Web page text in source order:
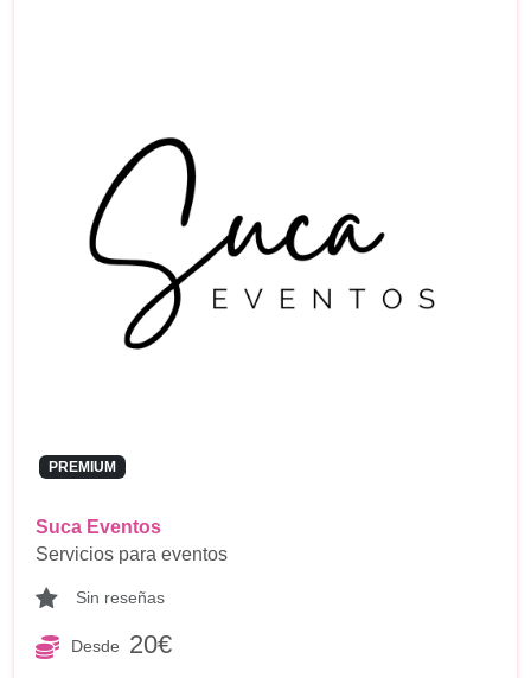
PREMIUM
Suca Eventos
Servicios para eventos
Sin reseñas
Desde 20€